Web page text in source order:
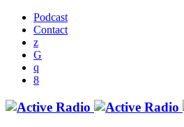
Podcast
Contact